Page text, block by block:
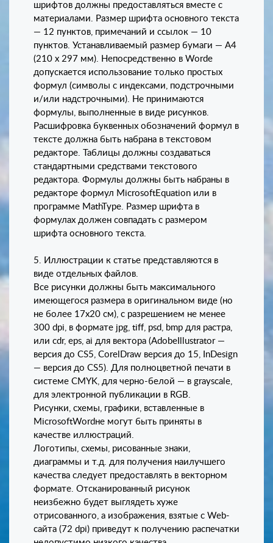
шрифтов должны предоставляться вместе с
материалами. Размер шрифта основного текста
— 12 пунктов, примечаний и ссылок — 10
пунктов. Устанавливаемый размер бумаги — А4
(210 х 297 мм). Непосредственно в Worde
допускается использование только простых
формул (символы с индексами, подстрочными
и/или надстрочными). Не принимаются
формулы, выполненные в виде рисунков.
Расшифровка буквенных обозначений формул в
тексте должна быть набрана в текстовом
редакторе. Таблицы должны создаваться
стандартными средствами текстового
редактора. Формулы должны быть набраны в
редакторе формул MicrosoftEquation или в
программе MathType. Размер шрифта в
формулах должен совпадать с размером
шрифта основного текста.
5. Иллюстрации к статье представляются в
виде отдельных файлов.
Все рисунки должны быть максимального
имеющегося размера в оригинальном виде (но
не более 17х20 см), с разрешением не менее
300 dpi, в формате jpg, tiff, psd, bmp для растра,
или cdr, eps, ai для вектора (AdobeIllustrator —
версия до CS5, CorelDraw версия до 15, InDesign
— версия до CS5). Для полноцветной печати в
системе CMYK, для черно-белой — в grayscale,
для электронной публикации в RGB.
Рисунки, схемы, графики, вставленные в
MicrosoftWordне могут быть приняты в
качестве иллюстраций.
Логотипы, схемы, рисованные знаки,
диаграммы и т.д. для получения наилучшего
качества следует предоставлять в векторном
формате. Отсканированный рисунок
неизбежно будет выглядеть хуже
отрисованного, а изображения, взятые с Web-
сайта (72 dpi) приведут к получению распечатки